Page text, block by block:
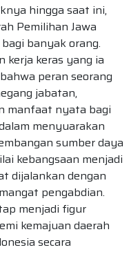
hingga saat ini,
Pemilihan Jawa
banyak orang.
kerja keras yang ia
peran seorang
jabatan,
manfaat nyata bagi
menyuarakan
sumber daya
kebangsaan menjadi
dijalankan dengan
pengabdian.
menjadi figur
kemajuan daerah
secara